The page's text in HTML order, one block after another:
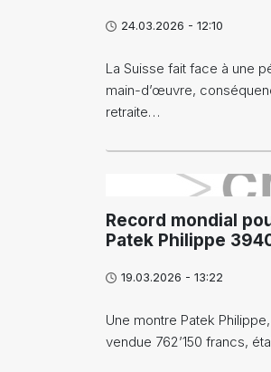
24.03.2026 - 12:10
La Suisse fait face à une
main-d’œuvre,
retraite…
Record mondial
Patek Philippe
19.03.2026 - 13:22
Une montre Patek
vendue 762’150 francs,